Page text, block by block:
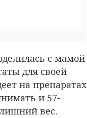
с мамой
для своей
на препаратах
и 57-
вес.